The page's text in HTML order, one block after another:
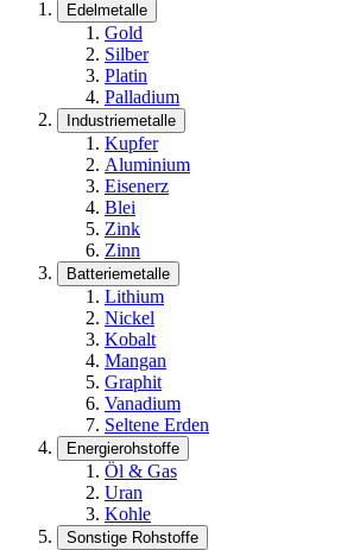
Edelmetalle
Gold
Silber
Platin
Palladium
Industriemetalle
Kupfer
Aluminium
Eisenerz
Blei
Zink
Zinn
Batteriemetalle
Lithium
Nickel
Kobalt
Mangan
Graphit
Vanadium
Seltene Erden
Energierohstoffe
Öl & Gas
Uran
Kohle
Sonstige Rohstoffe